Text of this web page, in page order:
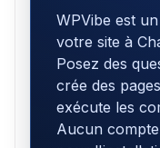
WPVibe est
votre site à
Posez des
crée des
exécute les
Aucun